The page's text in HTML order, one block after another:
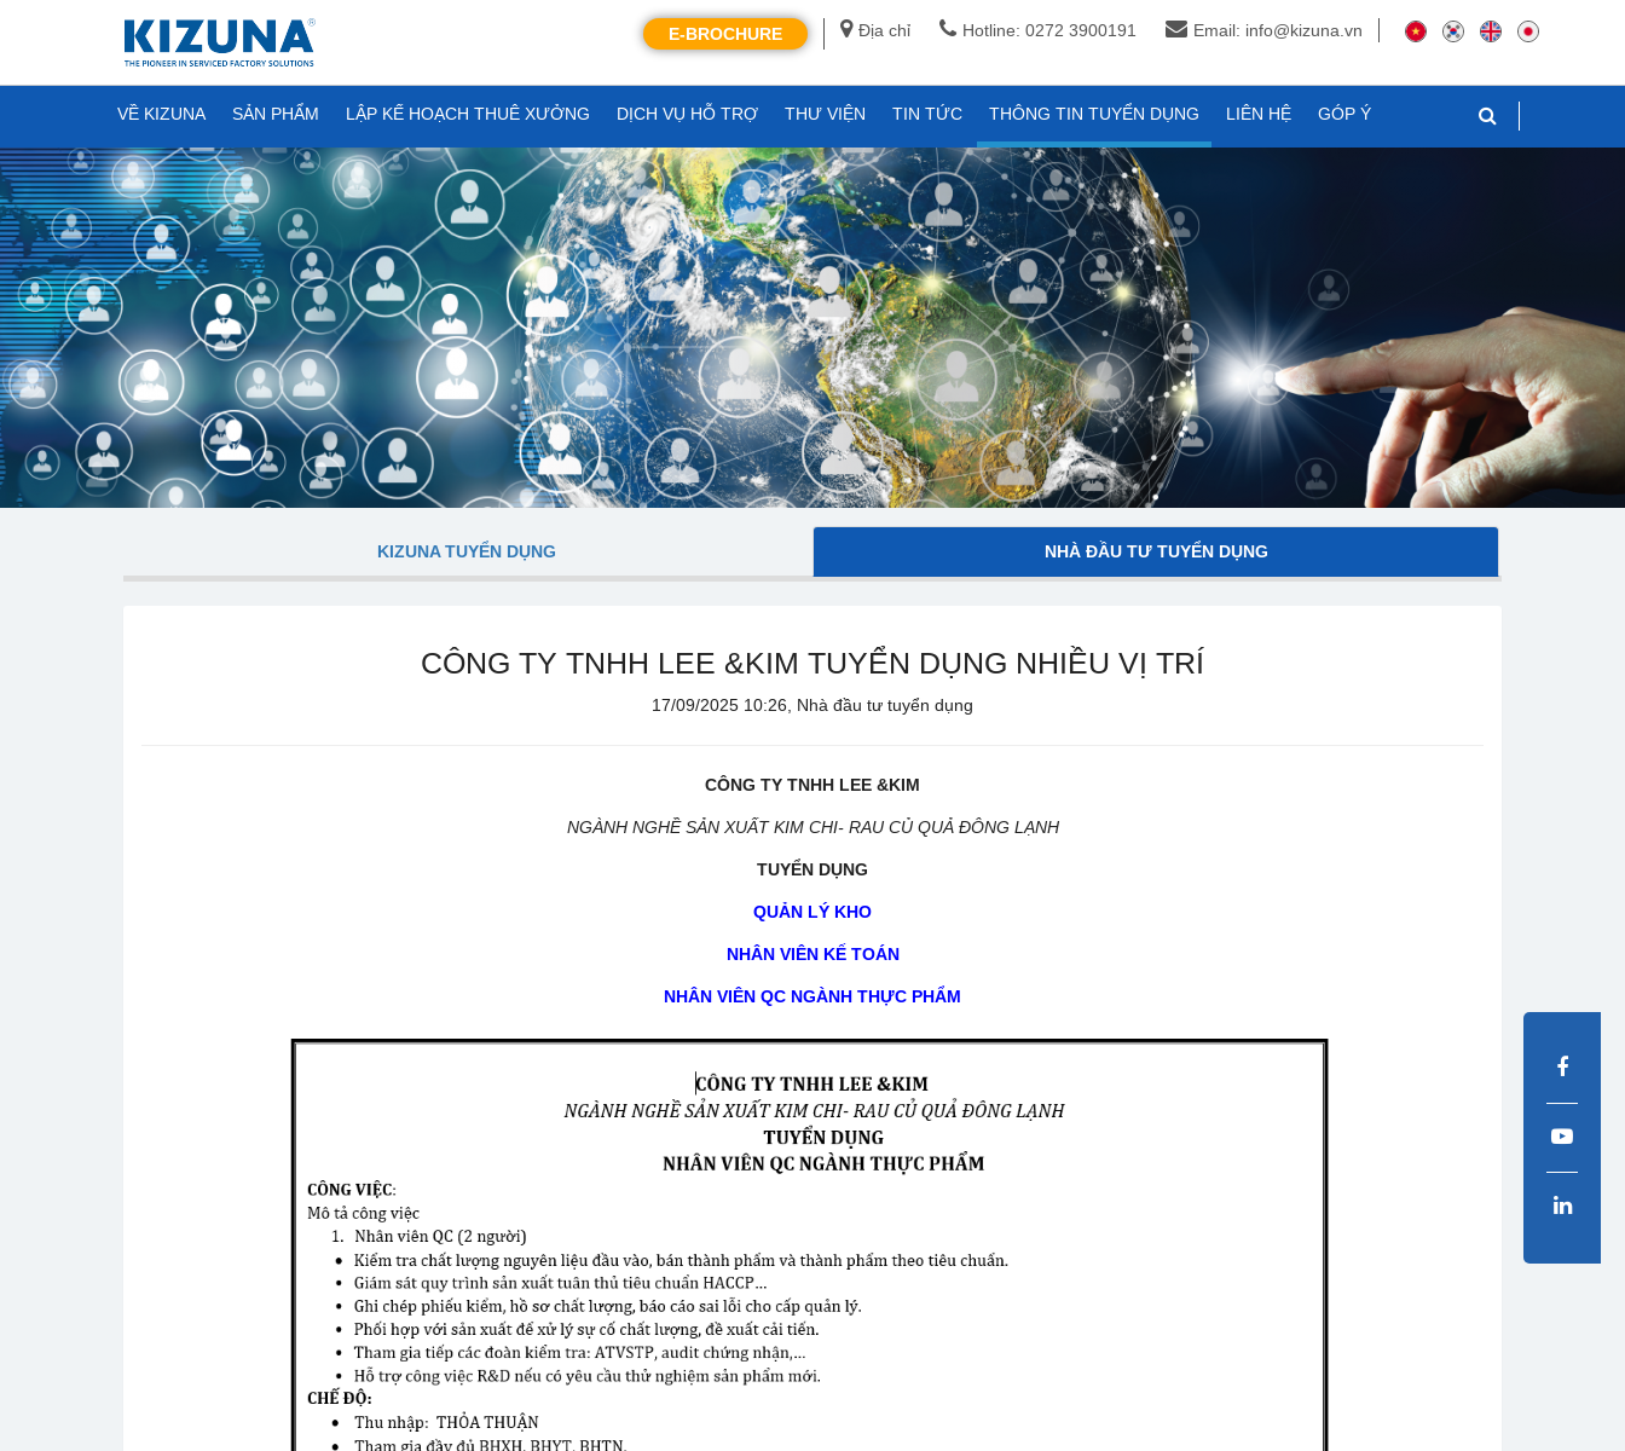
Địa chỉ Hotline: 0272 3900191 Email: info@kizuna.vn
E-BROCHURE
VỀ KIZUNA SẢN PHẨM LẬP KẾ HOẠCH THUÊ XƯỞNG DỊCH VỤ HỖ TRỢ THƯ VIỆN TIN TỨC THÔNG TIN TUYỂN DỤNG LIÊN HỆ GÓP Ý
KIZUNA TUYỂN DỤNG NHÀ ĐẦU TƯ TUYỂN DỤNG
CÔNG TY TNHH LEE &KIM TUYỂN DỤNG NHIỀU VỊ TRÍ
17/09/2025 10:26, Nhà đầu tư tuyển dụng
CÔNG TY TNHH LEE &KIM
NGÀNH NGHỀ SẢN XUẤT KIM CHI- RAU CỦ QUẢ ĐÔNG LẠNH
TUYỂN DỤNG
QUẢN LÝ KHO
NHÂN VIÊN KẾ TOÁN
NHÂN VIÊN QC NGÀNH THỰC PHẨM